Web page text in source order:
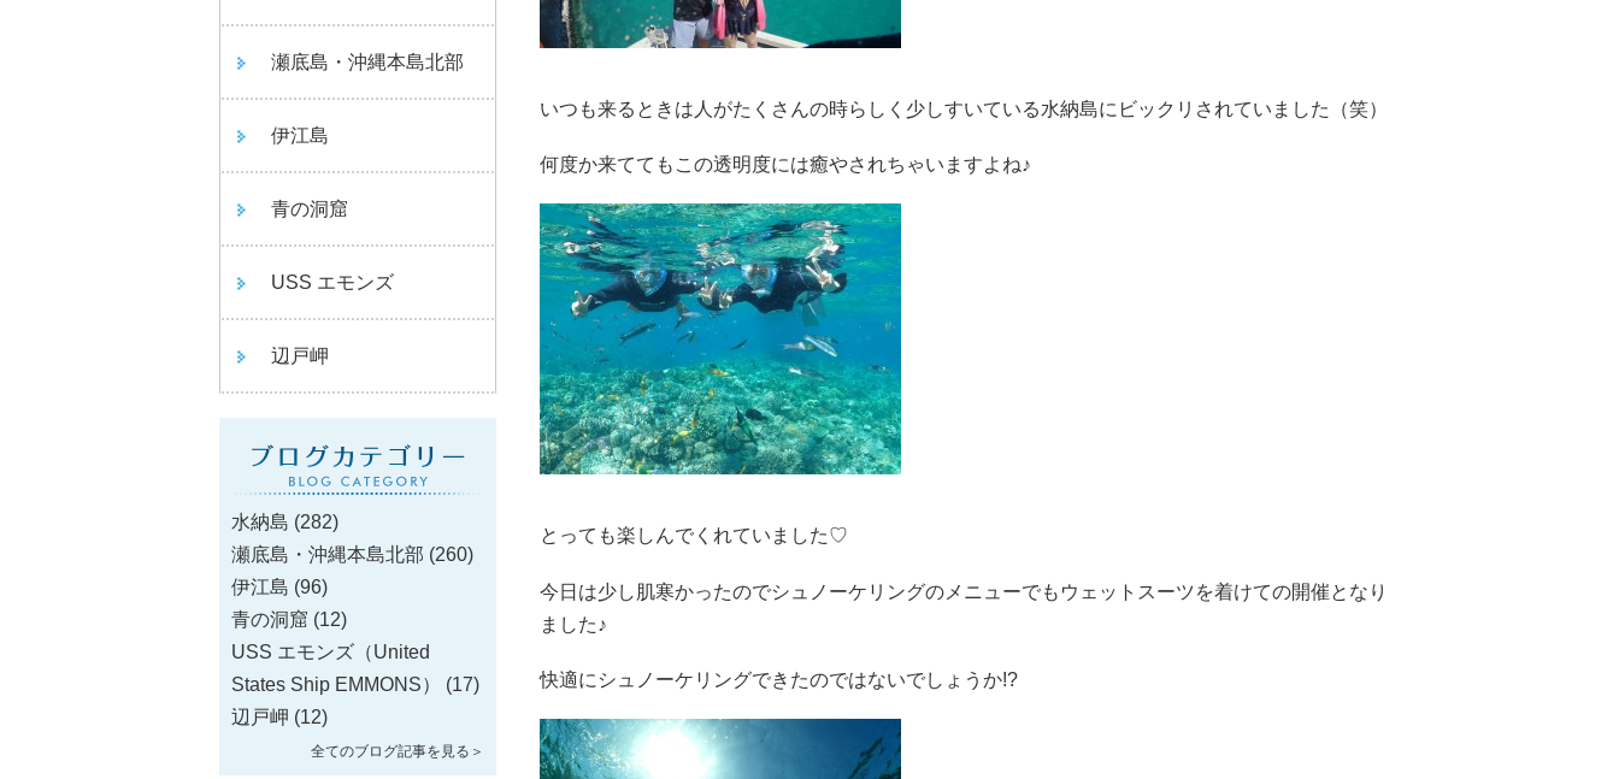
瀬底島・沖縄本島北部
伊江島
青の洞窟
USS エモンズ
辺戸岬
水納島 (282)
瀬底島・沖縄本島北部 (260)
伊江島 (96)
青の洞窟 (12)
USS エモンズ（United
States Ship EMMONS）
(17)
辺戸岬 (12)
全てのブログ記事を見る＞
いつも来るときは人がたくさんの時らしく少しすいている水納島にビックリされていました（笑）
何度か来ててもこの透明度には癒やされちゃいますよね♪
とっても楽しんでくれていました♡
今日は少し肌寒かったのでシュノーケリングのメニューでもウェットスーツを着けての開催となり
ました♪
快適にシュノーケリングできたのではないでしょうか!?